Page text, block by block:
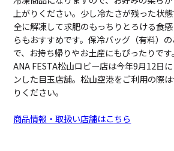
上がりください。少し冷たさが残った状
全に解凍して求肥のもっちりとろける食
らもおすすめです。保冷バッグ（有料）
で、お持ち帰りやお土産にもぴったりです。
ANA FESTA松山ロビー店は今年9月12日
ンした目玉店舗。松山空港をご利用の際
りください。
商品情報・取扱い店舗はこちら